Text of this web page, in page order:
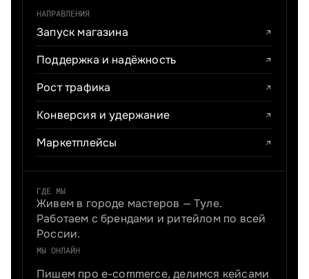
НАПРАВЛЕНИЯ
Запуск магазина
Поддержка и надёжность
Рост трафика
Конверсия и удержание
Маркетплейсы
ГДЕ МЫ
Живем в городе мастеров — Туле.
Работаем с брендами и ритейлом по всей
России.
МЫ ОНЛАЙН
Пишем про e-commerce, делимся кейсами